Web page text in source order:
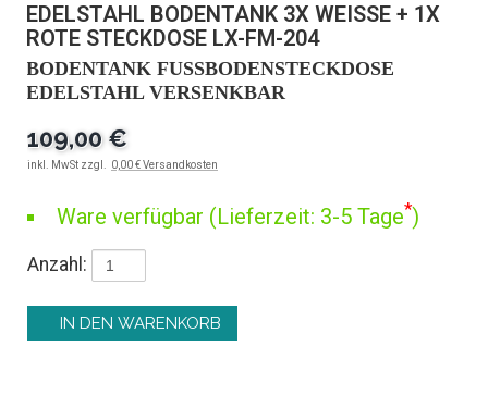
EDELSTAHL BODENTANK 3X WEISSE + 1X R
OTE STECKDOSE LX-FM-204
BODENTANK FUSSBODENSTECKDOSE E
DELSTAHL VERSENKBAR
109,00 €
inkl. MwSt zzgl. 0,00 € Versandkosten
Ware verfügbar (Lieferzeit: 3-5 Tage*)
Anzahl: